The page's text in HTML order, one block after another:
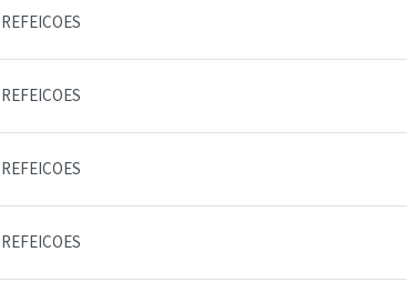
REFEICOES
REFEICOES
REFEICOES
REFEICOES